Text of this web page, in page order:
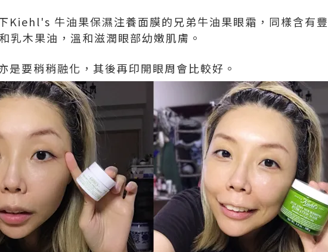
Kiehl's 牛油果保濕注養面膜的兄弟牛油果眼霜，同樣含有
乳木果油，溫和滋潤眼部幼嫩肌膚。
是要稍稍融化，其後再印開眼周會比較好。